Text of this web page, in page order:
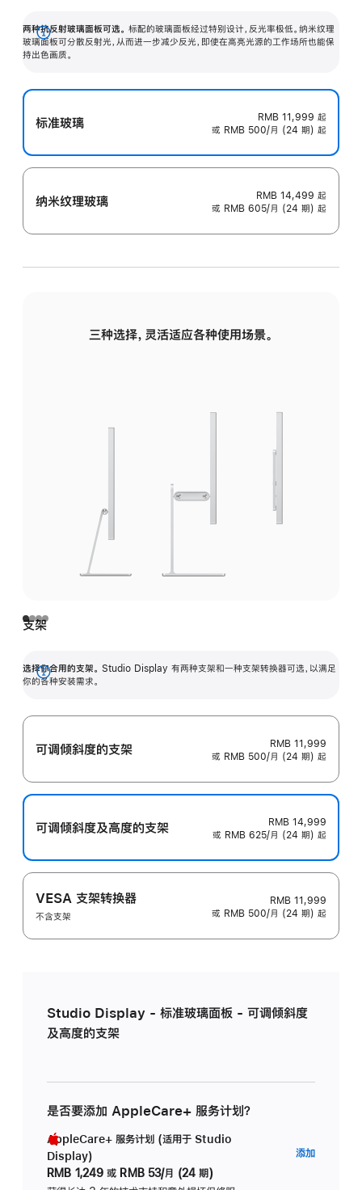
两种抗反射玻璃面板可选。 标配的玻璃面板经过特别设计，反光率极低。纳米纹理
玻璃面板可分散反射光，从而进一步减少反光，即使在高亮光源的工作场所也能保
持出色画质。
展
开
标准玻璃 RMB 11,999 起
或 RMB 500/月 (24 期) 起
纳米纹理玻璃 RMB 14,499 起
或 RMB 605/月 (24 期) 起
三种选择，灵活适应各种使用场景。
支架
选择你合用的支架。 Studio Display 有两种支架和一种支架转换器可选，以满足
你的各种安装需求。
展
可调倾斜度的支架
RMB 11,999
或 RMB 500/月 (24 期) 起
可调倾斜度及高‍度的支‍架
RMB 14,999
或 RMB 625/月 (24 期) 起
VESA 支架转换器
不含支架
RMB 11,999
或 RMB 500/月 (24 期) 起
Studio Display - 标准玻璃面板 - 可调倾斜度
及高度的支架
是否要添加 AppleCare+ 服务计划？
AppleCare+ 服务计划 (适用于 Studio
Display)
RMB 1,249 或 RMB 53/月 (24 期)
添加